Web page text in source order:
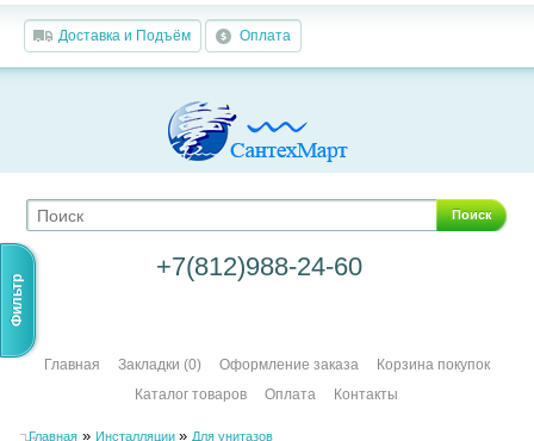
Доставка и Подъём Оплата
Поиск
+7(812)988-24-60
Главная Закладки (0) Оформление заказа
Корзина покупок
Каталог товаров
Оплата Контакты
Главная» Инсталляции » Для унитазов
Фильтр